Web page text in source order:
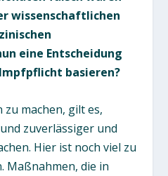
wissenschaftlichen
eine Entscheidung
basieren?
machen, gilt es,
zuverlässiger und
Hier ist noch viel zu
Maßnahmen, die in